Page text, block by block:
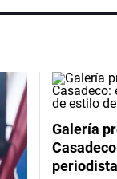
Galería